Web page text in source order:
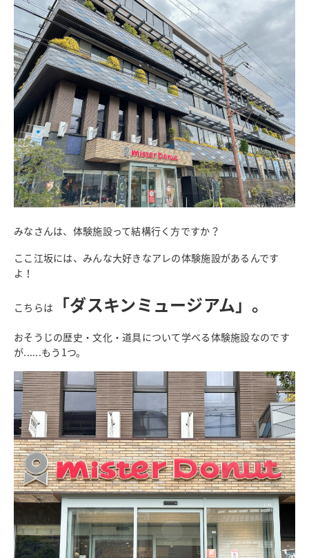
みなさんは、体験施設って結構行く方ですか？
ここ江坂には、みんな大好きなアレの体験施設があるんです
よ！
こちらは 「ダスキンミュージアム」。
おそうじの歴史・文化・道具について学べる体験施設なのです
が......もう1つ。